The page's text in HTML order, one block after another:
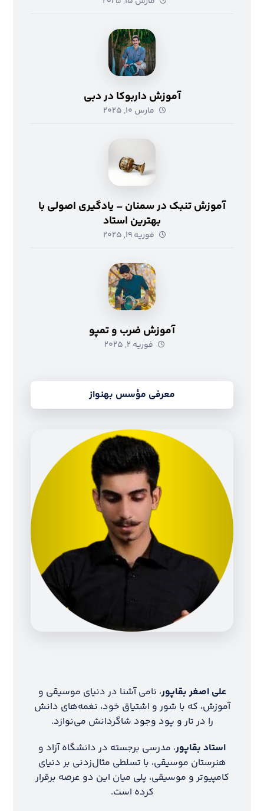
آموزش داربوکا در دبی
مارس ۱۰, ۲۰۲۵
آموزش تنبک در سمنان – یادگیری اصولی با
بهترین استاد
فوریه ۱۹, ۲۰۲۵
آموزش ضرب و تمپو
فوریه ۲, ۲۰۲۵
معرفی مؤسس بهنواز
علی اصغر بقاپور، نامی آشنا در دنیای موسیقی و
آموزش، که با شور و اشتیاق خود، نغمه‌های دانش
را در تار و پود وجود شاگردانش می‌نوازد.
استاد بقاپور، مدرسی برجسته در دانشگاه آزاد و
هنرستان موسیقی، با تسلطی مثال‌زدنی بر دنیای
کامپیوتر و موسیقی، پلی میان این دو عرصه برقرار
کرده است.